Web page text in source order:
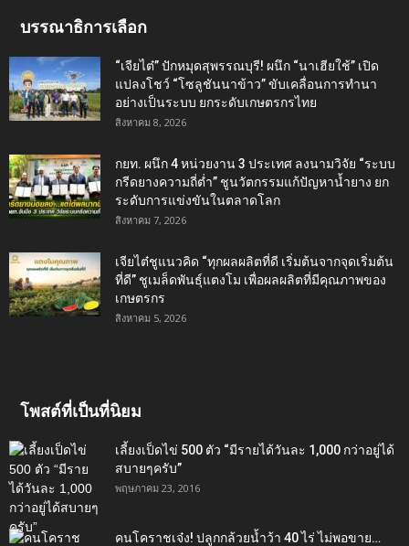
บรรณาธิการเลือก
“เจียไต๋” ปักหมุดสุพรรณบุรี! ผนึก “นาเฮียใช้” เปิด
แปลงโชว์ “โซลูชันนาข้าว” ขับเคลื่อนการทำนา
อย่างเป็นระบบ ยกระดับเกษตรกรไทย
สิงหาคม 8, 2026
กยท. ผนึก 4 หน่วยงาน 3 ประเทศ ลงนามวิจัย “ระบบ
กรีดยางความถี่ต่ำ” ชูนวัตกรรมแก้ปัญหาน้ำยาง ยก
ระดับการแข่งขันในตลาดโลก
สิงหาคม 7, 2026
เจียไต๋ชูแนวคิด “ทุกผลผลิตที่ดี เริ่มต้นจากจุดเริ่มต้น
ที่ดี” ชูเมล็ดพันธุ์แตงโม เพื่อผลผลิตที่มีคุณภาพของ
เกษตรกร
สิงหาคม 5, 2026
โพสต์ที่เป็นที่นิยม
เลี้ยงเป็ดไข่ 500 ตัว “มีรายได้วันละ 1,000 กว่าอยู่ได้
สบายๆครับ”
พฤษภาคม 23, 2016
คนโคราชเจ๋ง! ปลูกกล้วยน้ำว้า 40 ไร่ ไม่พอขาย…